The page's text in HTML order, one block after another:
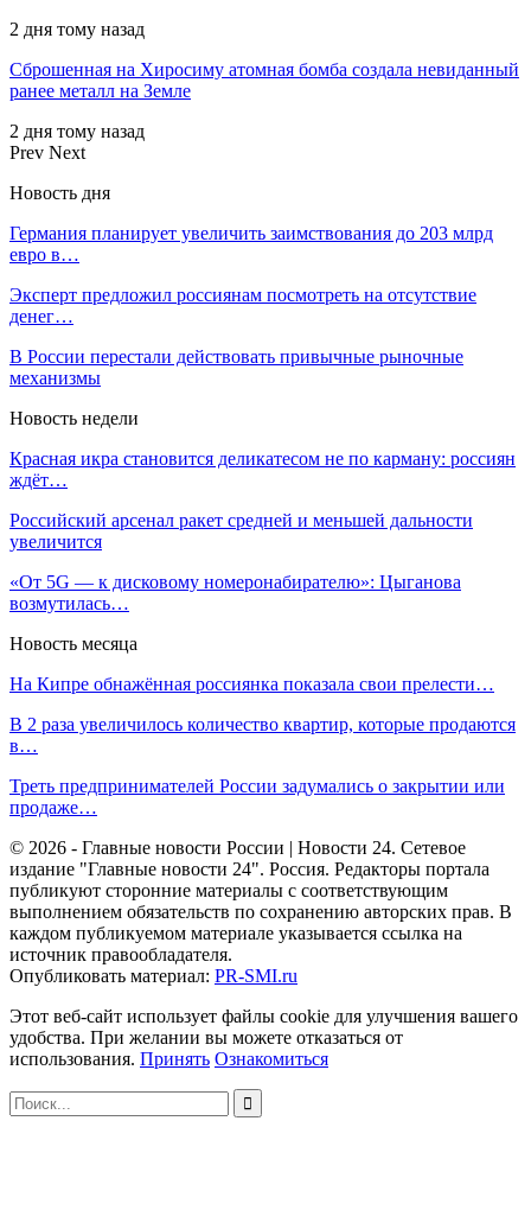
2 дня тому назад
Сброшенная на Хиросиму атомная бомба создала невиданный
ранее металл на Земле
2 дня тому назад
Prev Next
Новость дня
Германия планирует увеличить заимствования до 203 млрд
евро в…
Эксперт предложил россиянам посмотреть на отсутствие
денег…
В России перестали действовать привычные рыночные
механизмы
Новость недели
Красная икра становится деликатесом не по карману: россиян
ждёт…
Российский арсенал ракет средней и меньшей дальности
увеличится
«От 5G — к дисковому номеронабирателю»: Цыганова
возмутилась…
Новость месяца
На Кипре обнажённая россиянка показала свои прелести…
В 2 раза увеличилось количество квартир, которые продаются
в…
Треть предпринимателей России задумались о закрытии или
продаже…
© 2026 - Главные новости России | Новости 24. Сетевое
издание "Главные новости 24". Россия. Редакторы портала
публикуют сторонние материалы с соответствующим
выполнением обязательств по сохранению авторских прав. В
каждом публикуемом материале указывается ссылка на
источник правообладателя.
Опубликовать материал: PR-SMI.ru
Этот веб-сайт использует файлы cookie для улучшения вашего
удобства. При желании вы можете отказаться от
использования. Принять Ознакомиться